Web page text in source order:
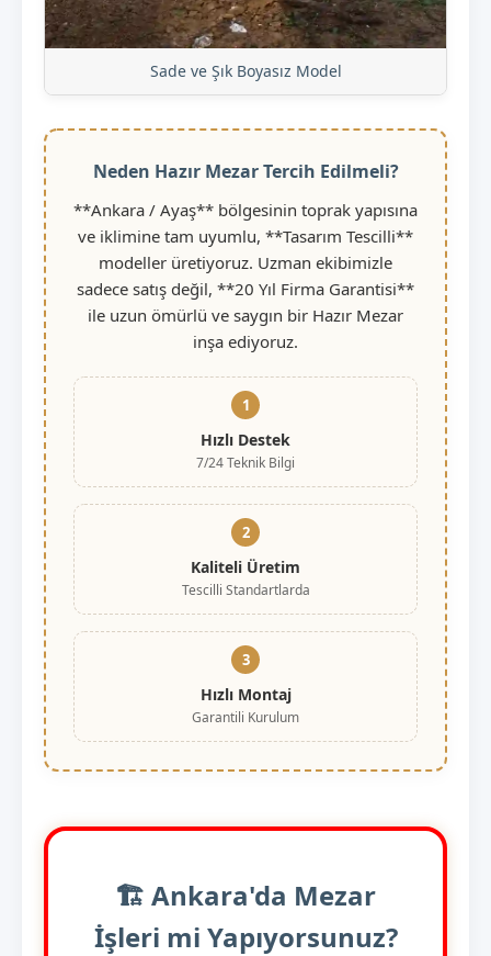
Sade ve Şık Boyasız Model
Neden Hazır Mezar Tercih Edilmeli?
**Ankara / Ayaş** bölgesinin toprak yapısına
ve iklimine tam uyumlu, **Tasarım Tescilli**
modeller üretiyoruz. Uzman ekibimizle
sadece satış değil, **20 Yıl Firma Garantisi**
ile uzun ömürlü ve saygın bir Hazır Mezar
inşa ediyoruz.
1
Hızlı Destek
7/24 Teknik Bilgi
2
Kaliteli Üretim
Tescilli Standartlarda
3
Hızlı Montaj
Garantili Kurulum
🏗️ Ankara'da Mezar
İşleri mi Yapıyorsunuz?